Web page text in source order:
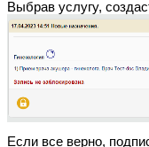
Выбрав услугу,
Если все верно,